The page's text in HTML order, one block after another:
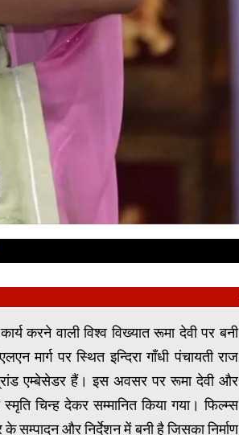
करने वाली विश्व विख्यात रूमा देवी पर बनी
मार्ग पर स्थित इन्दिरा गाँधी पंचायती राज
एम्बेसेडर हैं। इस अवसर पर रूमा देवी और
चिन्ह देकर सम्मानित किया गया। फिल्म्स
सम्पादन और निर्देशन में बनी है जिसका निर्माण